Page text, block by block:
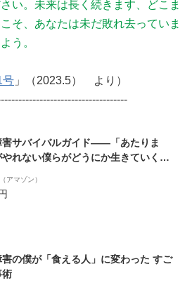
い。未来は長く続きます、どこま
そ、あなたは未だ敗れ去っていま
う。
号 」（2023.5） より）
害サバイバルガイド――「あたりま
やれない僕らがどうにか生きていくコ
アマゾン）
の僕が「食える人」に変わった すご
術